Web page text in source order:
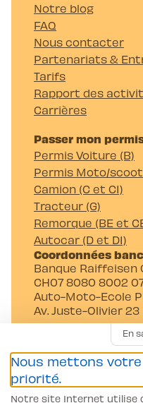
Notre blog
FAQ
Nous contacter
Partenariats &
Tarifs
Rapport des
Carrières
Passer mon
Permis Voiture (B)
Permis Moto/
Camion (C et C1)
Tracteur (G)
Remorque (BE et
Autocar (D et D1)
Coordonnées
Banque Raiffeisen
CH07 8080 8002
Auto-Moto-Ecole
Av. Juste-Olivier 23
En
Nous mettons
priorité.
Notre site Internet utilise